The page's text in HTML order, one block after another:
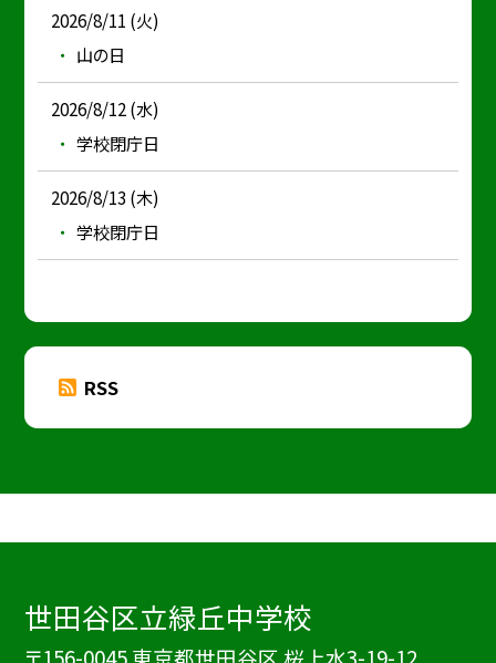
2026/8/11 (火)
山の日
2026/8/12 (水)
学校閉庁日
2026/8/13 (木)
学校閉庁日
RSS
世田谷区立緑丘中学校